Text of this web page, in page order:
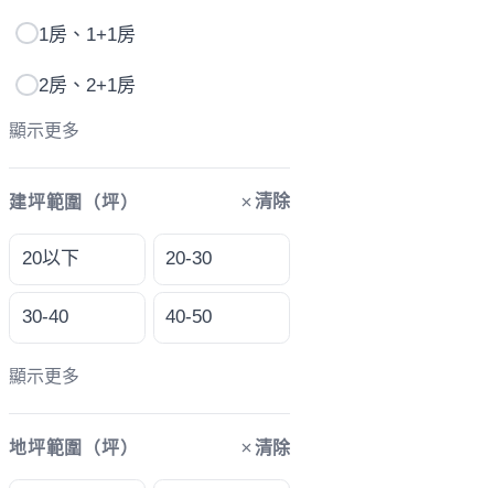
1房、1+1房
2房、2+1房
顯示更多
建坪範圍（坪） 清除
20以下 20-30
30-40 40-50
顯示更多
地坪範圍（坪） 清除